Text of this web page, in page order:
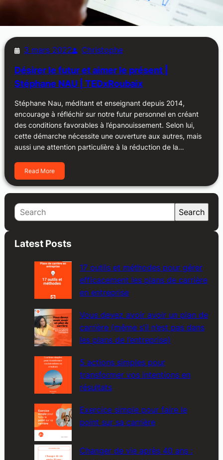
3 mars 2022 Christophe
Désirer le futur et aimer le présent |
Stéphane NAU | TEDxRoubaix
Stéphane Nau, méditant et enseignant depuis 2014,
encourage à réfléchir sur notre futur personnel en créant
des conditions favorables à l’épanouissement. Selon lui,
cette démarche nécessite une ouverture aux autres, mais
aussi une attention particulière à la réduction de la…
Read More
S
e
r
Search
Latest Posts
17 outils et méthodes pour gérer
efficacement les plans de carrière
en entreprise
Vous devez avoir avoir un plan de
carrière (même s’il n’est pas dans
les plans de l’entreprise)
5 actions simples pour
transformer vos intentions en
résultats
Exercice simple pour faire le
point sur sa carrière
Changer de vie après 40 ans :